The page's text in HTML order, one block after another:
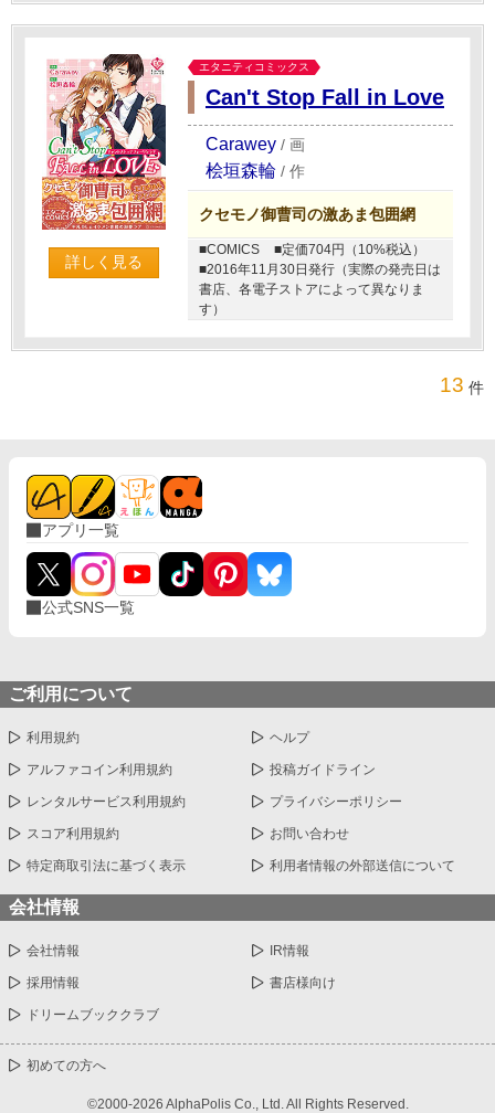
詳しく見る
エタニティコミックス
Can't Stop Fall in Love
Carawey / 画
桧垣森輪 / 作
クセモノ御曹司の激あま包囲網
■COMICS
■定価704円（10%税込）
■2016年11月30日発行（実際の発売日は
書店、各電子ストアによって異なりま
す）
13 件
アプリ一覧
公式SNS一覧
ご利用について
利用規約 ヘルプ
アルファコイン利用規約 投稿ガイドライン
レンタルサービス利用規約 プライバシーポリシー
スコア利用規約 お問い合わせ
特定商取引法に基づく表示 利用者情報の外部送信について
会社情報
会社情報 IR情報
採用情報 書店様向け
ドリームブッククラブ
初めての方へ
©2000-2026 AlphaPolis Co., Ltd. All Rights Reserved.